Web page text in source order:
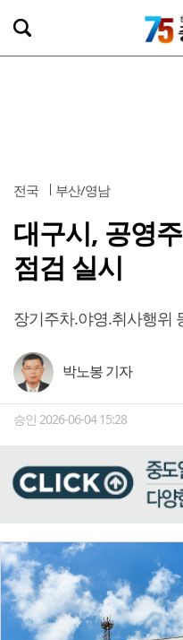
전국 부산/영남
대구시, 공영
점검 실시
장기주차.야영.취사행위
박노봉 기자
승인 2026-06-04 15:28